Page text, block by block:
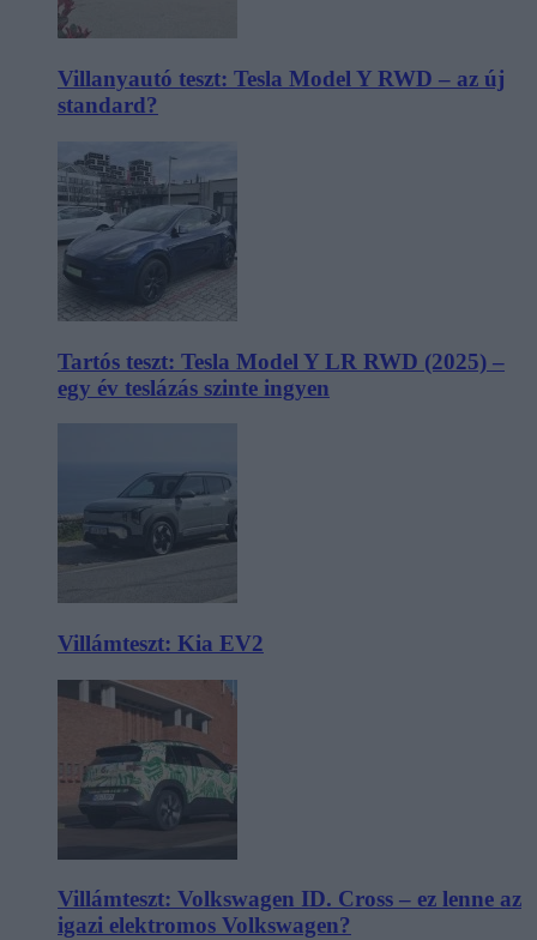
Villanyautó teszt: Tesla Model Y RWD – az új
standard?
Tartós teszt: Tesla Model Y LR RWD (2025) –
egy év teslázás szinte ingyen
Villámteszt: Kia EV2
Villámteszt: Volkswagen ID. Cross – ez lenne az
igazi elektromos Volkswagen?